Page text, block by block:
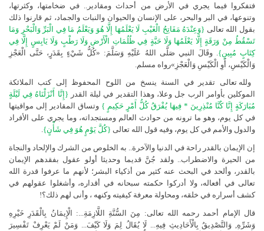
فتفكروا فيما يجري في الأرض من أحداث ومقادير.. في ضخامتها، وكثرتها،
وتنوعها، في البر والبحر، على الإنسان والحيوان والنبات والجماد، ثم قارنوا ذلك
بقول الله تعالى {وَعِنْدَهُ مَفَاتِحُ الْغَيْبِ لَا يَعْلَمُهَا إِلَّا هُوَ وَيَعْلَمُ مَا فِي الْبَرِّ وَالْبَحْرِ وَمَا
تَسْقُطُ مِنْ وَرَقَةٍ إِلَّا يَعْلَمُهَا وَلَا حَبَّةٍ فِي ظُلُمَاتِ الْأَرْضِ وَلَا رَطْبٍ وَلَا يَابِسٍ إِلَّا فِي
كِتَابٍ مُبِينٍ} . وقَالَ النبي صَلَّى اللهُ عَلَيْهِ وَسَلَّمَ: «كُلُّ شَيْءٍ بِقَدَرٍ، حَتَّى الْعَجْزِ
وَالْكَيْسِ، أَوِ الْكَيْسِ وَالْعَجْزِ»رواه مسلم.
ولله تعالى تقدير في السنة ينسخ من اللوح المحفوظ إلى كتب الملائكة
الموكلين بأوامر الرب جل وعلا، وهذا التقدير في ليلة القدر {إِنَّا أَنْزَلْنَاهُ فِي لَيْلَةٍ
مُبَارَكَةٍ إِنَّا كُنَّا مُنْذِرِينَ * فِيهَا يُفْرَقُ كُلُّ أَمْرٍ حَكِيمٍ } وتساق المقادير إلى مواقيتها
في كل يوم، وهو ما ترونه من حوادث العالم ومستجداته، وما يجري على الأفراد
والدول والأمم في كل يوم، وفيه قول الله تعالى {كُلَّ يَوْمٍ هُوَ فِي شَأْنٍ}.
إن الإيمان بالقدر راحة في الدنيا والآخرة.. به الخلوص من الشرك والإلحاد والنجاة
من الحيرة والاضطراب.. ولقد جُنَّ قديما وحديثا أولو عقول بفقدهم الإيمان
بالقدر، وألحد في البحث عنه كثير من أذكياء البشر؛ لأنهم ما عرفوا قدرة الله
تعالى في أفعاله، ولا أدركوا حكمته سبحانه في أقداره، وأشغلوا عقولهم في
كشف أسراره في خلقه، ومحاولة معرفة كيفيته وكنهه ، وأنى لهم ذلك؟!
قال الإمام أحمد رحمه الله تعالى: مِنَ السُّنَّةِ اللَّازِمَةِ...: الْإِيمَانُ بِالْقَدَرِ خَيْرِهِ
وَشَرِّهِ, وَالتَّصْدِيقُ بِالْأَحَادِيثِ فِيهِ... لَا يُقَالُ لِمَ وَلَا كَيْفَ... وَمَنْ لَمْ يَعْرِفْ تَفْسِيرَ